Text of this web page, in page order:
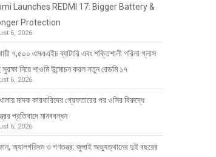
Launches REDMI 17: Bigger Battery &
Protection
6, 2026
৭,৫০০ এমএএইচ ব্যাটারি এবং শক্তিশালী গরিলা গ্লাস
নিয়ে শাওমি উন্মোচন করল নতুন রেডমি ১৭
6, 2026
মাদক কারবারিদের গ্রেফতারের পর ওসির বিরুদ্ধে
প্রতিবাদে মানববন্ধন
6, 2026
অ্যালগরিদম ও গণতন্ত্র: জুলাই অভ্যুত্থানের দুই বছরের